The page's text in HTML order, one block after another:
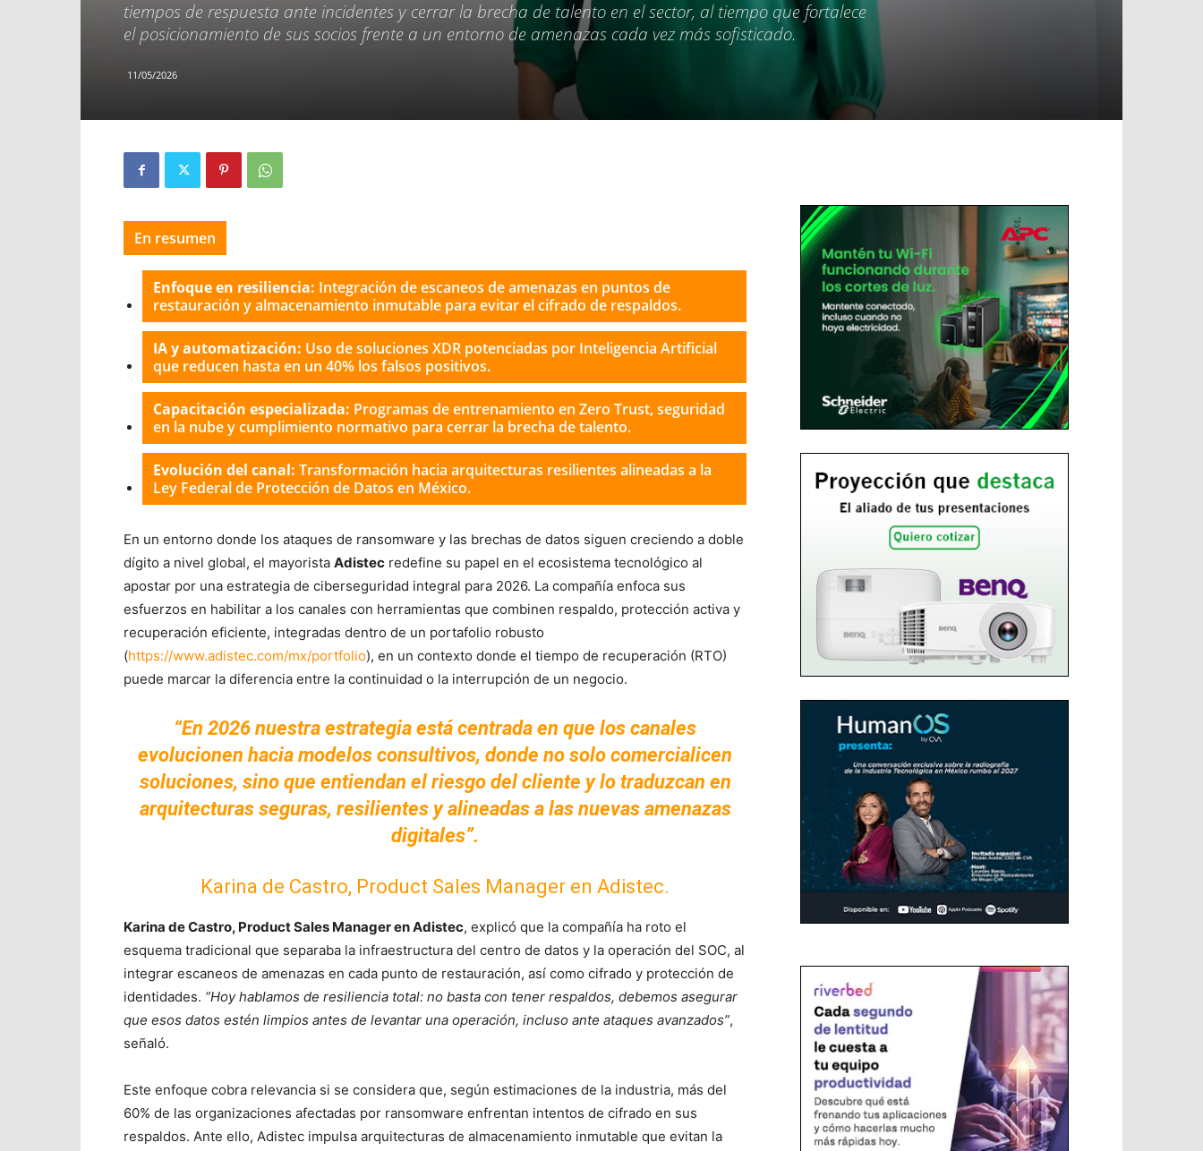
tiempos de respuesta ante incidentes y cerrar la brecha de talento en el sector, al tiempo que fortalece
el posicionamiento de sus socios frente a un entorno de amenazas cada vez más sofisticado.
11/05/2026
En resumen
Enfoque en resiliencia: Integración de escaneos de amenazas en puntos de
restauración y almacenamiento inmutable para evitar el cifrado de respaldos.
IA y automatización: Uso de soluciones XDR potenciadas por Inteligencia Artificial
que reducen hasta en un 40% los falsos positivos.
Capacitación especializada: Programas de entrenamiento en Zero Trust, seguridad
en la nube y cumplimiento normativo para cerrar la brecha de talento.
Evolución del canal: Transformación hacia arquitecturas resilientes alineadas a la
Ley Federal de Protección de Datos en México.
En un entorno donde los ataques de ransomware y las brechas de datos siguen creciendo a doble
dígito a nivel global, el mayorista Adistec redefine su papel en el ecosistema tecnológico al
apostar por una estrategia de ciberseguridad integral para 2026. La compañía enfoca sus
esfuerzos en habilitar a los canales con herramientas que combinen respaldo, protección activa y
recuperación eficiente, integradas dentro de un portafolio robusto
(https://www.adistec.com/mx/portfolio), en un contexto donde el tiempo de recuperación (RTO)
puede marcar la diferencia entre la continuidad o la interrupción de un negocio.
“En 2026 nuestra estrategia está centrada en que los canales
evolucionen hacia modelos consultivos, donde no solo comercialicen
soluciones, sino que entiendan el riesgo del cliente y lo traduzcan en
arquitecturas seguras, resilientes y alineadas a las nuevas amenazas
digitales”.
Karina de Castro, Product Sales Manager en Adistec.
Karina de Castro, Product Sales Manager en Adistec, explicó que la compañía ha roto el
esquema tradicional que separaba la infraestructura del centro de datos y la operación del SOC, al
integrar escaneos de amenazas en cada punto de restauración, así como cifrado y protección de
identidades. “Hoy hablamos de resiliencia total: no basta con tener respaldos, debemos asegurar
que esos datos estén limpios antes de levantar una operación, incluso ante ataques avanzados”,
señaló.
Este enfoque cobra relevancia si se considera que, según estimaciones de la industria, más del
60% de las organizaciones afectadas por ransomware enfrentan intentos de cifrado en sus
respaldos. Ante ello, Adistec impulsa arquitecturas de almacenamiento inmutable que evitan la